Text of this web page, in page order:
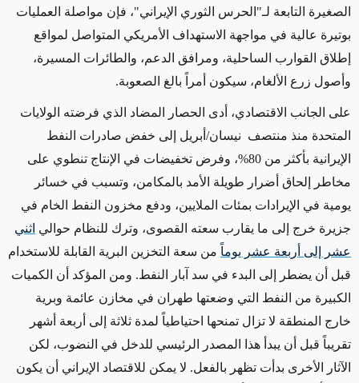
الصغيرة التابعة لـ"الحرس الثوري الإيراني"، فإن مواصلة العمليات
بوتيرة عالية في مواجهة الاستهداف الأمريكي المتواصل لمواقع
إطلاق القوارب الساحلية، ومرافق الدعم، والطائرات المسيرة،
وأصول زرع الألغام، سيكون أمراً بالغ الصعوبة.
على الجانب الاقتصادي، أدى الحصار المضاد الذي فرضته الولايات
المتحدة منذ منتصف نيسان/أبريل إلى خفض صادرات النفط
الإيرانية بأكثر من 80%
، وفرض تخفيضات في الإنتاج تنطوي على
مخاطر إلحاق أضرار طويلة الأمد بالمكامن، وتسبب في خسائر
يومية في الإيرادات بمئات الملايين، ودفع مخزون النفط الخام في
جزيرة خرج إلى ما يقارب سعته القصوى، وترك للنظام حوالي اثني
عشر إلى أربعة عشر يوماً من سعة التخزين البرية القابلة للاستخدام
قبل أن يضطر إلى البدء في سد آبار النفط. ومن المؤكد أن الكميات
الكبيرة من النفط التي وضعتها طهران في مخازن عائمة وبرية
خارج المنطقة لا تزال تمنحها احتياطياً لمدة ثلاثة إلى أربعة أشهر
تقريباً قبل أن يبدأ هذا المصدر الرئيسي للدخل في النضوب، لكن
الآثار الأخرى بدأت تظهر بالفعل. لا يمكن للاقتصاد الإيراني أن يكون